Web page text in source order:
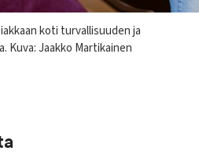
koti turvallisuuden ja
Kuva: Jaakko Martikainen